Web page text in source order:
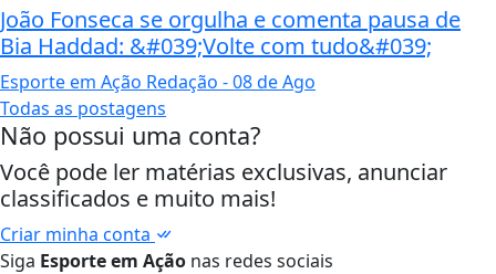
João Fonseca se orgulha e comenta pausa de
Bia Haddad: &#039;Volte com tudo&#039;
Esporte em Ação Redação - 08 de Ago
Todas as postagens
Não possui uma conta?
Você pode ler matérias exclusivas, anunciar
classificados e muito mais!
Criar minha conta
Siga Esporte em Ação nas redes sociais